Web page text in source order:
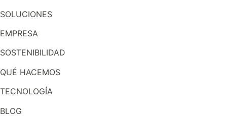
SOLUCIONES
EMPRESA
SOSTENIBILIDAD
QUÉ HACEMOS
TECNOLOGÍA
BLOG